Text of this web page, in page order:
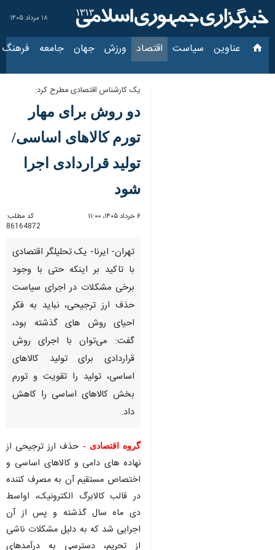
۱۸ مرداد ۱۴۰۵
عناوین‌ سیاست اقتصاد ورزش جهان جامعه فرهنگ
یک کارشناس اقتصادی مطرح کرد:
دو روش برای مهار تورم
کالاهای اساسی/ تولید
قراردادی اجرا شود
۶ خرداد ۱۴۰۵، ۱۱:۰۰
تهران- ایرنا- یک تحلیلگر اقتصادی
با تاکید بر اینکه حتی با وجود
برخی مشکلات در اجرای سیاست
حذف ارز ترجیحی، نباید به فکر
احیای روش های گذشته بود،
گفت: می‌توان با اجرای روش
قراردادی برای تولید کالاهای
اساسی، تولید را تقویت و تورم
بخش کالاهای اساسی را کاهش
داد.
گروه اقتصادی -
اختصاص مستقیم آن به مصرف کننده
در قالب کالابرگ الکترونیک، اواسط
دی ماه سال گذشته و پس از آن
اجرایی شد که به دلیل مشکلات ناشی
از تحریم، دسترسی به درآمدهای
حاصل از فروش نفت برای این گروه از